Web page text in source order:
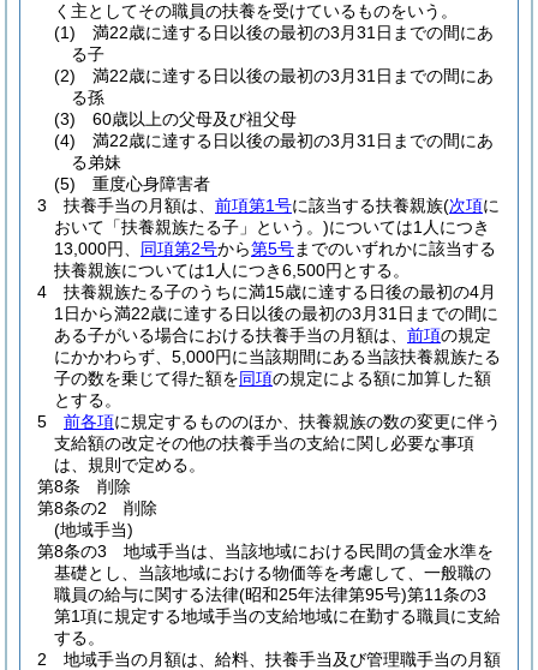
く主としてその職員の扶養を受けているものをいう。
(1)
満22歳に達する日以後の最初の3月31日までの間にあ
る子
(2)
満22歳に達する日以後の最初の3月31日までの間にあ
る孫
(3)
60歳以上の父母及び祖父母
(4)
満22歳に達する日以後の最初の3月31日までの間にあ
る弟妹
(5)
重度心身障害者
3
扶養手当の月額は、 前項第1号に該当する扶養親族(次項に
おいて「扶養親族たる子」という。)については1人につき
13,000円、 同項第2号から第5号までのいずれかに該当する
扶養親族については1人につき6,500円とする。
4
扶養親族たる子のうちに満15歳に達する日後の最初の4月
1日から満22歳に達する日以後の最初の3月31日までの間に
ある子がいる場合における扶養手当の月額は、 前項の規定
にかかわらず、5,000円に当該期間にある当該扶養親族たる
子の数を乗じて得た額を同項の規定による額に加算した額
とする。
5
前各項に規定するもののほか、扶養親族の数の変更に伴う
支給額の改定その他の扶養手当の支給に関し必要な事項
は、規則で定める。
第8条
削除
第8条の2
削除
(地域手当)
第8条の3
地域手当は、当該地域における民間の賃金水準を
基礎とし、当該地域における物価等を考慮して、一般職の
職員の給与に関する法律(昭和25年法律第95号)第11条の3
第1項に規定する地域手当の支給地域に在勤する職員に支給
する。
2
地域手当の月額は、給料、扶養手当及び管理職手当の月額